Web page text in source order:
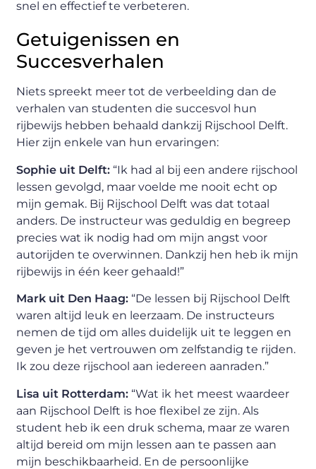
snel en effectief te verbeteren.
Getuigenissen en
Succesverhalen
Niets spreekt meer tot de verbeelding dan de
verhalen van studenten die succesvol hun
rijbewijs hebben behaald dankzij Rijschool Delft.
Hier zijn enkele van hun ervaringen:
Sophie uit Delft: “Ik had al bij een andere rijschool
lessen gevolgd, maar voelde me nooit echt op
mijn gemak. Bij Rijschool Delft was dat totaal
anders. De instructeur was geduldig en begreep
precies wat ik nodig had om mijn angst voor
autorijden te overwinnen. Dankzij hen heb ik mijn
rijbewijs in één keer gehaald!”
Mark uit Den Haag: “De lessen bij Rijschool Delft
waren altijd leuk en leerzaam. De instructeurs
nemen de tijd om alles duidelijk uit te leggen en
geven je het vertrouwen om zelfstandig te rijden.
Ik zou deze rijschool aan iedereen aanraden.”
Lisa uit Rotterdam: “Wat ik het meest waardeer
aan Rijschool Delft is hoe flexibel ze zijn. Als
student heb ik een druk schema, maar ze waren
altijd bereid om mijn lessen aan te passen aan
mijn beschikbaarheid. En de persoonlijke